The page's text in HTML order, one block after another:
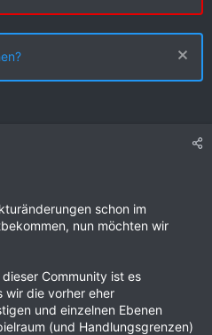
schon im
nun möchten wir
Community ist es
wir die vorher eher
und einzelnen Ebenen
(und Handlungsgrenzen)